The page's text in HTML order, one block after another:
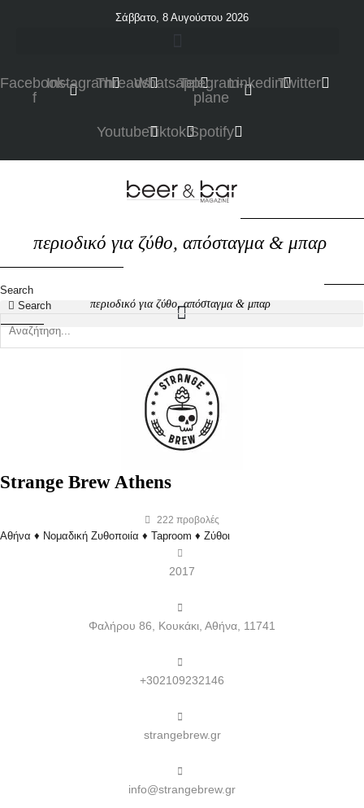
Σάββατο, 8 Αυγούστου 2026
Facebook-
f
InstagramThreadsWhatsappTelegram-
plane
LinkedinTwitter
YoutubeTiktokSpotify
περιοδικό για ζύθο, απόσταγμα & μπαρ
περιοδικό για ζύθο, απόσταγμα & μπαρ
Search
Search
Strange Brew Athens
222 προβολές
Αθήνα ♦ Νομαδική Ζυθοποιία ♦ Taproom ♦ Ζύθοι
2017
Φαλήρου 86, Κουκάκι, Αθήνα, 11741
+302109232146
strangebrew.gr
info@strangebrew.gr